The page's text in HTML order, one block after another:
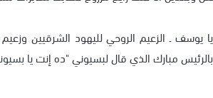
ـ الزعيم الروحي لليهود الشرقيين
مبارك الذي قال لبسيوني "ده إنت يا